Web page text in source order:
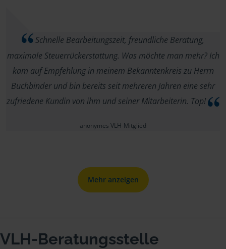
Schnelle Bearbeitungszeit, freundliche Beratung,
maximale Steuerrückerstattung. Was möchte man mehr? Ich
kam auf Empfehlung in meinem Bekanntenkreis zu Herrn
Buchbinder und bin bereits seit mehreren Jahren eine sehr
zufriedene Kundin von ihm und seiner Mitarbeiterin. Top!
anonymes VLH-Mitglied
Mehr anzeigen
VLH-Beratungsstelle